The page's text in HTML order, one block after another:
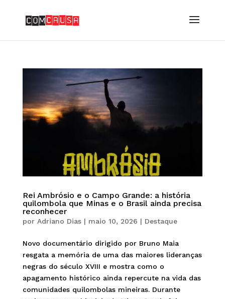
Rei Ambrósio e o Campo Grande: a história
quilombola que Minas e o Brasil ainda precisa
reconhecer
por Adriano Dias| maio 10, 2026 | Destaque
Novo documentário dirigido por Bruno Maia
resgata a memória de uma das maiores lideranças
negras do século XVIII e mostra como o
apagamento histórico ainda repercute na vida das
comunidades quilombolas mineiras. Durante